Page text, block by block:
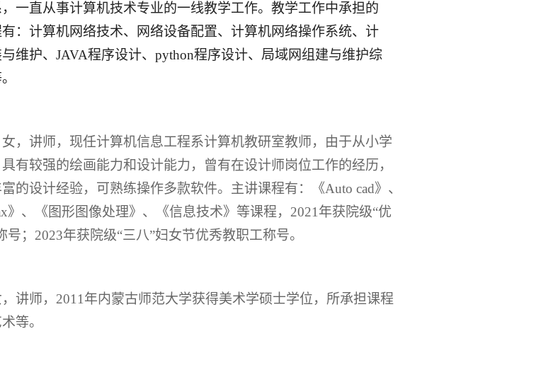
一直从事计算机技术专业的一线教学工作。 教学工作中承担的
：计算机网络技术、网络设备配置、计算机网络操作系统、计
维护、 JAVA程序设计、python程序设计、局域网组建与维护综
女，讲师， 现任计算机信息工程系计算机教研室教师，由于从小学
有较强的绘画能力和设计能力，曾有在设计师岗位工作的经历，
的设计经验，可熟练操作多款软件。主讲课程有：《Auto cad》、
》、《图形图像处理》、《信息技术》等课程，2021年获院级“优
号；2023年获院级“三八”妇女节优秀教职工称号。
讲师， 2011年内蒙古师范大学获得美术学硕士学位，所承担课程
等。